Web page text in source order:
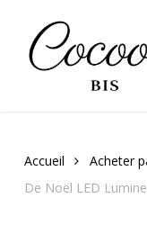
Accueil Acheter
De Noël LED